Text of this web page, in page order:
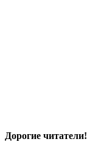
Дорогие читатели!